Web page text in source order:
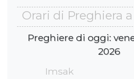
Orari di Preghiera
Preghiere di oggi:
2026
Imsak